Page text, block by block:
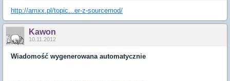
http://amxx.pl/topic...er-z-sourcemod/
Kawon
10.11.2012
Wiadomość wygenerowana automatycznie